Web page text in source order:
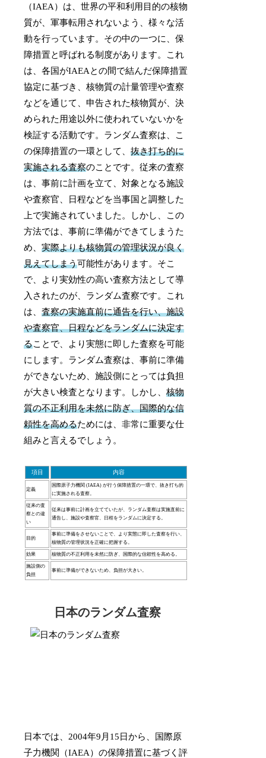
（IAEA）は、世界の平和利用目的の核物
質が、軍事転用されないよう、様々な活
動を行っています。その中の一つに、保
障措置と呼ばれる制度があります。これ
は、各国がIAEAとの間で結んだ保障措置
協定に基づき、核物質の計量管理や査察
などを通じて、申告された核物質が、決
められた用途以外に使われていないかを
検証する活動です。ランダム査察は、こ
の保障措置の一環として、抜き打ち的に
実施される査察のことです。従来の査察
は、事前に計画を立て、対象となる施設
や査察官、日程などを当事国と調整した
上で実施されていました。しかし、この
方法では、事前に準備ができてしまうた
め、実際よりも核物質の管理状況が良く
見えてしまう可能性があります。そこ
で、より実効性の高い査察方法として導
入されたのが、ランダム査察です。これ
は、査察の実施直前に通告を行い、施設
や査察官、日程などをランダムに決定す
ることで、より実態に即した査察を可能
にします。ランダム査察は、事前に準備
ができないため、施設側にとっては負担
が大きい検査となります。しかし、核物
質の不正利用を未然に防ぎ、国際的な信
頼性を高めるためには、非常に重要な仕
組みと言えるでしょう。
項目 内容
定義
国際原子力機関 (IAEA) が行う保障措置の一環で、抜き打ち的
に実施される査察。
従来の査
察との違
い
従来は事前に計画を立てていたが、ランダム査察は実施直前に
通告し、施設や査察官、日程をランダムに決定する。
目的
事前に準備をさせないことで、より実態に即した査察を行い、
核物質の管理状況を正確に把握する。
効果 核物質の不正利用を未然に防ぎ、国際的な信頼性を高める。
施設側の
負担
事前に準備ができないため、負担が大きい。
日本のランダム査察
日本では、2004年9月15日から、国際原
子力機関（IAEA）の保障措置に基づく評